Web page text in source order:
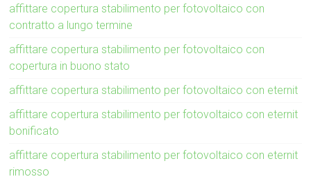
affittare copertura stabilimento per fotovoltaico con
contratto a lungo termine
affittare copertura stabilimento per fotovoltaico con
copertura in buono stato
affittare copertura stabilimento per fotovoltaico con eternit
affittare copertura stabilimento per fotovoltaico con eternit
bonificato
affittare copertura stabilimento per fotovoltaico con eternit
rimosso